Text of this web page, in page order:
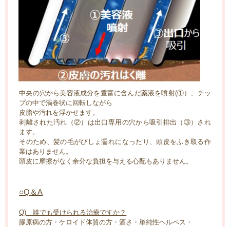
中央の穴から美容液成分を豊富に含んだ薬液を噴射(①）、チッ
プの中で渦巻状に回転しながら
皮脂や汚れを浮かせます。
剥離された汚れ（②）は出口専用の穴から吸引排出（③）され
ます。
そのため、髪の毛がびしょ濡れになったり、頭皮をふき取る作
業はありません。
頭皮に摩擦がなく余分な負担を与える心配もありません。
○Q＆A
Q) 誰でも受けられる治療ですか？
膠原病の方・ケロイド体質の方・酒さ・単純性ヘルペス・